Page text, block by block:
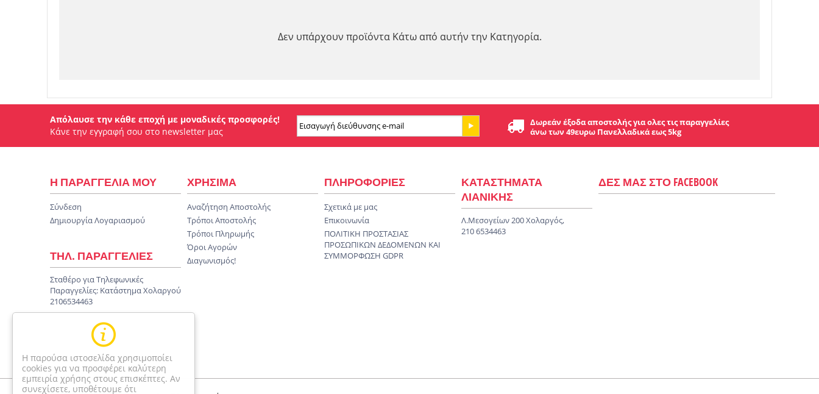
Η παρούσα ιστοσελίδα χρησιμοποίει
cookies για να προσφέρει καλύτερη
εμπειρία χρήσης στους επισκέπτες. Αν
συνεχίσετε, υποθέτουμε ότι
Δεν υπάρχουν προϊόντα Κάτω από αυτήν την Κατηγορία.
Απόλαυσε την κάθε εποχή με μοναδικές προσφορές!
Κάνε την εγγραφή σου στο newsletter μας
Δωρεάν έξοδα αποστολής για ολες τις παραγγελίες
άνω των 49ευρω Πανελλαδικά εως 5kg
Η ΠΑΡΑΓΓΕΛΙΑ ΜΟΥ
Σύνδεση
Δημιουργία Λογαριασμού
ΤΗΛ. ΠΑΡΑΓΓΕΛΙΕΣ
Σταθέρο για Τηλεφωνικές
Παραγγελίες: Κατάστημα Χολαργού
2106534463
ΧΡΗΣΙΜΑ
Αναζήτηση Αποστολής
Τρόποι Αποστολής
Τρόποι Πληρωμής
Όροι Αγορών
Διαγωνισμός!
ΠΛΗΡΟΦΟΡΙΕΣ
Σχετικά με μας
Επικοινωνία
ΠΟΛΙΤΙΚΗ ΠΡΟΣΤΑΣΙΑΣ
ΠΡΟΣΩΠΙΚΩΝ ΔΕΔΟΜΕΝΩΝ KAI
ΣΥΜΜΟΡΦΩΣΗ GDPR
ΚΑΤΑΣΤΗΜΑΤΑ
ΛΙΑΝΙΚΗΣ
Λ.Μεσογείων 200 Χολαργός,
210 6534463
ΔΕΣ ΜΑΣ ΣΤΟ FACEBOOK